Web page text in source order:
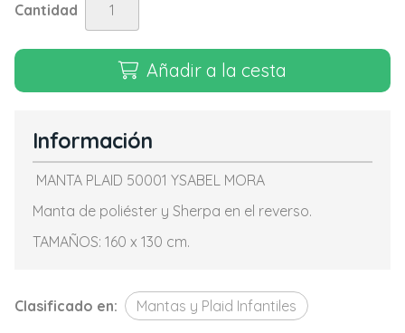
Cantidad
Añadir a la cesta
Información
MANTA PLAID 50001 YSABEL MORA
Manta de poliéster y Sherpa en el reverso.
TAMAÑOS: 160 x 130 cm.
Clasificado en: Mantas y Plaid Infantiles